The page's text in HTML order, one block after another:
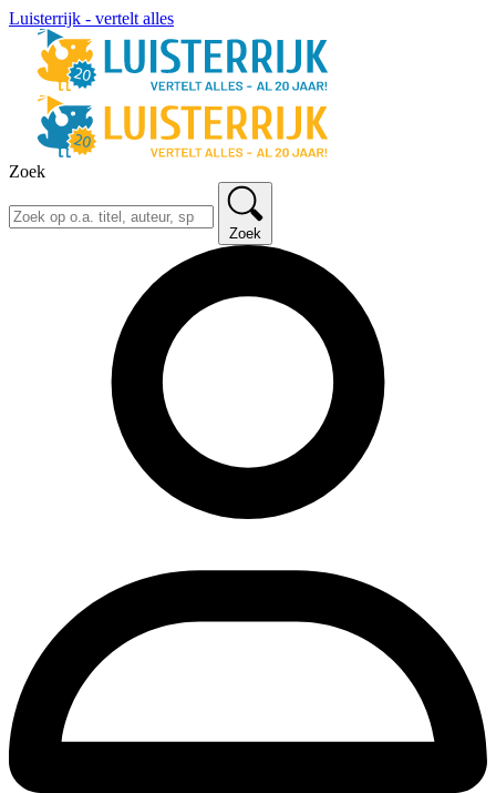
Luisterrijk - vertelt alles
Zoek
Zoek